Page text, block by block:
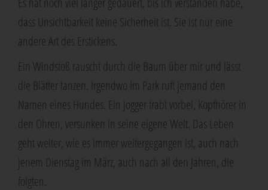
dass Unsicht­bar­keit kei­ne Sicher­heit ist. Sie ist nur eine
ande­re Art des Erstickens.
Ein Wind­stoß rauscht durch die Baum über mir und lässt
die Blät­ter tan­zen. Irgend­wo im Park ruft jemand den
Namen eines Hun­des. Ein Jog­ger trabt vor­bei, Kopf­hö­rer in
den Ohren, ver­sun­ken in sei­ne eige­ne Welt. Das Leben
geht wei­ter, wie es immer wei­ter­ge­gan­gen ist, auch nach
jenem Diens­tag im März, auch nach all den Jah­ren, die
folgten.